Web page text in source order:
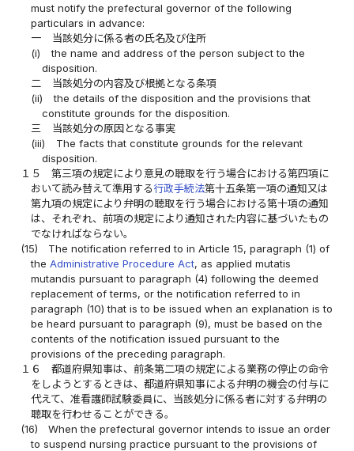
must notify the prefectural governor of the following
particulars in advance:
一
当該処分に係る者の氏名及び住所
(i)
the name and address of the person subject to the
disposition.
二
当該処分の内容及び根拠となる条項
(ii)
the details of the disposition and the provisions that
constitute grounds for the disposition.
三
当該処分の原因となる事実
(iii)
The facts that constitute grounds for the relevant
disposition.
１５
第三項の規定により意見の聴取を行う場合における第四項に
おいて読み替えて準用する行政手続法第十五条第一項の通知又は
第九項の規定により弁明の聴取を行う場合における第十項の通知
は、それぞれ、前項の規定により通知された内容に基づいたもの
でなければならない。
(15)
The notification referred to in Article 15, paragraph (1) of
theAdministrative Procedure Act, as applied mutatis
mutandis pursuant to paragraph (4) following the deemed
replacement of terms, or the notification referred to in
paragraph (10) that is to be issued when an explanation is to
be heard pursuant to paragraph (9), must be based on the
contents of the notification issued pursuant to the
provisions of the preceding paragraph.
１６
都道府県知事は、前条第二項の規定による業務の停止の命令
をしようとするときは、都道府県知事による弁明の機会の付与に
代えて、准看護師試験委員に、当該処分に係る者に対する弁明の
聴取を行わせることができる。
(16)
When the prefectural governor intends to issue an order
to suspend nursing practice pursuant to the provisions of